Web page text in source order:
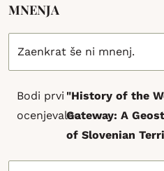
MNENJA
Zaenkrat še ni mnenj.
Bodi prvi
ocenjevalec
"History of the
Gateway: A
of Slovenian